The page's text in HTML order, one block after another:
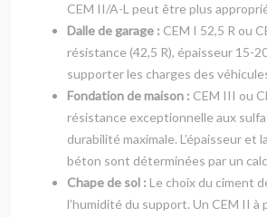
CEM II/A-L peut être plus
Dalle de garage : CEM I 52,5 R ou
résistance (42,5 R), épaisseur 15-
supporter les charges des
Fondation de maison : CEM III ou
résistance exceptionnelle aux
durabilité maximale. L’épaisseur et
béton sont déterminées par un
Chape de sol : Le choix du ciment
l’humidité du support. Un CEM II à